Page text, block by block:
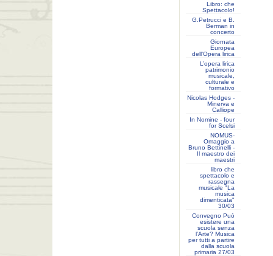
Libro: che
Spettacolo!
G.Petrucci e B.
Berman in
concerto
Giornata
Europea
dell'Opera lirica
L’opera lirica
patrimonio
musicale,
culturale e
formativo
Nicolas Hodges -
Minerva e
Calliope
In Nomine - four
for Scelsi
NOMUS-
Omaggio a
Bruno Bettinelli -
Il maestro dei
maestri
libro che
spettacolo e
rassegna
musicale "La
musica
dimenticata"
30/03
Convegno Può
esistere una
scuola senza
l’Arte? Musica
per tutti a partire
dalla scuola
primaria 27/03